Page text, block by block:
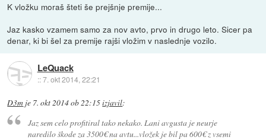
K vložku moraš šteti še prejšnje premije...
Jaz kasko vzamem samo za nov avto, prvo in drugo leto. Sicer pa
denar, ki bi šel za premije rajši vložim v naslednje vozilo.
LeQuack
::7. okt 2014, 22:21
D3m je 7. okt 2014 ob 22:15izjavil:
Jaz sem celo profitiral tako nekako. Lani avgusta je neurje
naredilo škode za 3500€ na avtu...vložek je bil pa 600€ z vsemi